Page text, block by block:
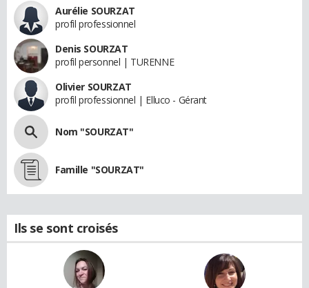
Aurélie SOURZAT
profil professionnel
Denis SOURZAT
profil personnel | TURENNE
Olivier SOURZAT
profil professionnel | Elluco - Gérant
Nom "SOURZAT"
Famille "SOURZAT"
Ils se sont croisés